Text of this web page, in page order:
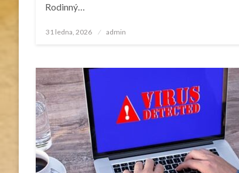
Rodinný…
Posted
31 ledna, 2026 admin